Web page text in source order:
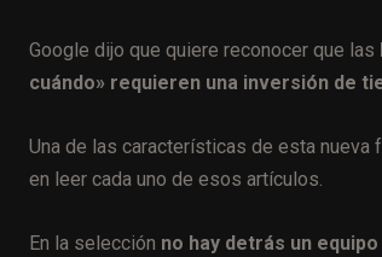
Google dijo que quiere reconocer que las
cuándo» requieren una inversión de
Una de las características de esta
en leer cada uno de esos artículos.
En la selección no hay detrás un